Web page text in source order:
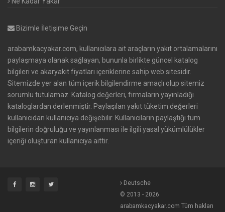
Bizimle İletişime Geçin
arabamkacyakar.com, kullanıcılara ait araçların yakıt ortalamalarını
paylaşmaya olanak sağlayan, bununla birlikte güncel katalog
bilgileri ve akaryakıt fiyatları içeriklerine sahip web sitesidir.
Sitemizde yer alan tüm içerik bilgilendirme amaçlı olup sitemiz
sorumlu tutulamaz. Katalog değerleri, firmaların yayınladığı
kataloglardan derlenmiştir. Paylaşılan yakıt tüketim değerleri
kullanıcıdan kullanıcıya değişebilir. Kullanıcıların paylaştığı tüm
bilgilerin doğruluğu ve yayınlanması ile ilgili yasal yükümlülükler
içeriği oluşturan kullanıcıya aittir.
Deutsche
© 2013 - 2026
arabamkacyakar.com Tüm hakları